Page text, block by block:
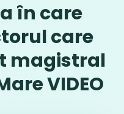
în care
care
magistral
VIDEO